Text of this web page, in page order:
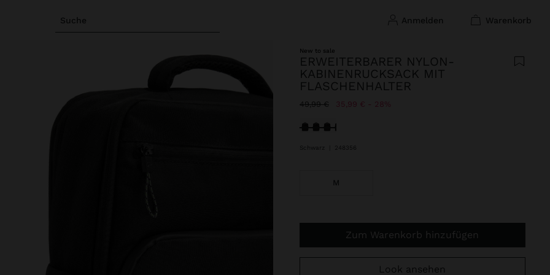
Suche anmelden warenkorb
New to sale
ERWEITERBARER NYLON-
KABINENRUCKSACK MIT
FLASCHENHALTER
Preis reduziert ab
49,99 €bis35,99 € 28%
ausgewählt
Schwarz 248356
M
Zum Warenkorb hinzufügen
Look ansehen